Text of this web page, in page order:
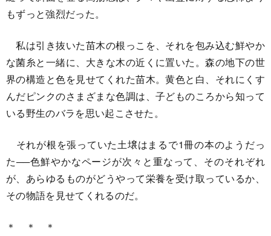
もずっと強烈だった。
私は引き抜いた苗木の根っこを、それを包み込む鮮やか
な菌糸と一緒に、大きな木の近くに置いた。森の地下の世
界の構造と色を見せてくれた苗木。黄色と白、それにくす
んだピンクのさまざまな色調は、子どものころから知って
いる野生のバラを思い起こさせた。
それが根を張っていた土壌はまるで1冊の本のようだっ
た──色鮮やかなページが次々と重なって、そのそれぞれ
が、あらゆるものがどうやって栄養を受け取っているか、
その物語を見せてくれるのだ。
＊ ＊ ＊